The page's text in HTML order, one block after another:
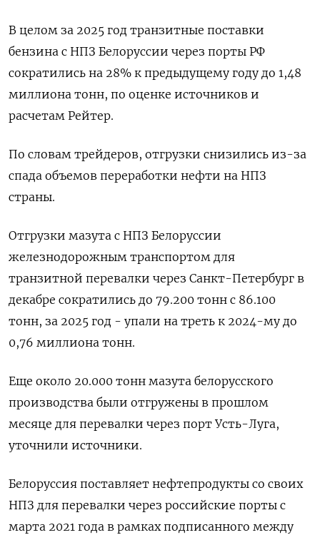
В целом за 2025 год транзитные поставки
бензина с НПЗ Белоруссии ‍через порты РФ
сократились на 28% к предыдущему году до 1,48
миллиона тонн, по оценке ‌источников и
расчетам Рейтер.
По словам трейдеров, отгрузки снизились из-за
спада объемов переработки нефти на НПЗ
страны.
Отгрузки ​мазута с НПЗ Белоруссии
железнодорожным транспортом для
транзитной перевалки через Санкт-Петербург в
декабре сократились до 79.200 тонн с 86.100
тонн, за 2025 год - упали на треть к 2024-⁠му до
0,76 миллиона тонн.
Еще около 20.000 ‍тонн мазута белорусского
производства были отгружены в прошлом
месяце для перевалки через порт Усть-Луга,
уточнили источники.
Белоруссия поставляет ‌нефтепродукты со своих
НПЗ для перевалки через российские порты с
марта 2021 года в рамках подписанного между